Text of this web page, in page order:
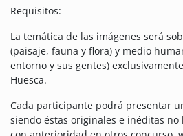
Requisitos:
La temática de las imágenes será
(paisaje, fauna y flora) y medio
entorno y sus gentes)
Huesca.
Cada participante podrá presentar
siendo éstas originales e inéditas